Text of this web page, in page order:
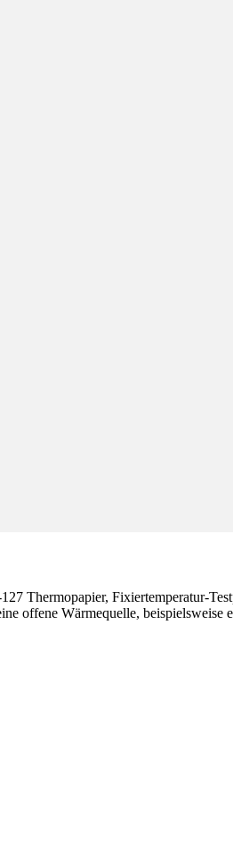
Fixiertemperatur-
offene Wärmequelle, beispielsweise